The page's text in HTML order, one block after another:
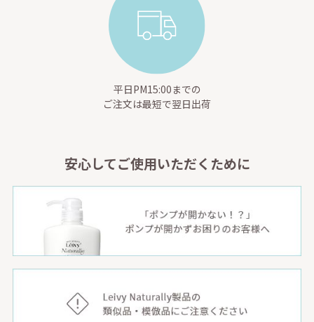
平日PM15:00までの
ご注文は最短で翌日出荷
安心してご使用いただくために